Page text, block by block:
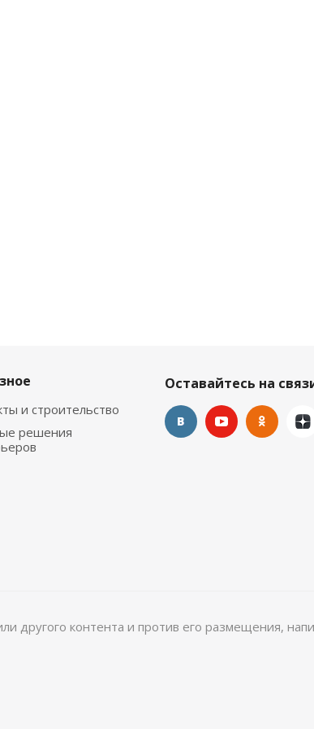
и строительство
решения
Оставайтесь на
другого контента и против его размещения,